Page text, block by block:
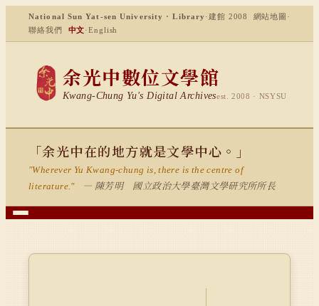
National Sun Yat-sen University · Library ·建館 2008 網站地圖 ·
聯絡我們
中文·English
余光中數位文學館
Kwang-Chung Yu's Digital Archivesest. 2008 · NSYSU
「余光中在的地方就是文學中心。」
"Wherever Yu Kwang-chung is, there is the centre of
literature."
— 陳芳明 國立政治大學臺灣文學研究所所長